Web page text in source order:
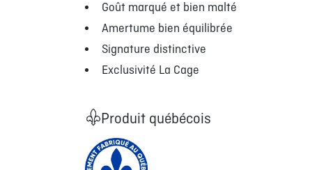
Goût marqué et bien malté
Amertume bien équilibrée
Signature distinctive
Exclusivité La Cage
Produit québécois